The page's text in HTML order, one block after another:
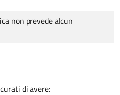
non prevede alcun
di avere: